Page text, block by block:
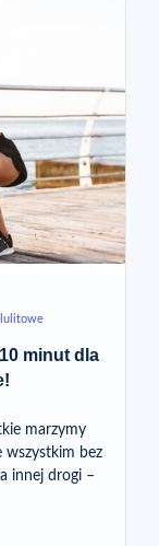
minut dla
marzymy
wszystkim bez
innej drogi –